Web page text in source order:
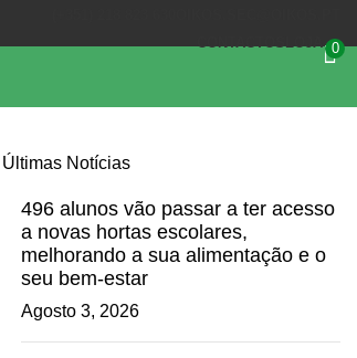
CONTACTOSLOJA 0
Últimas Notícias
496 alunos vão passar a ter acesso
a novas hortas escolares,
melhorando a sua alimentação e o
seu bem-estar
Agosto 3, 2026